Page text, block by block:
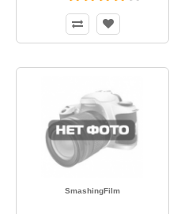
SmashingFilm